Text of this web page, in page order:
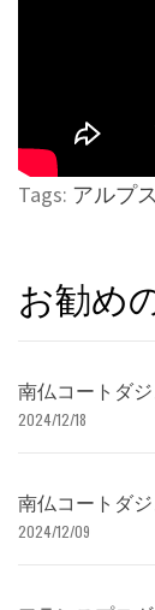
Tags: アルプ
お勧め
南仏コートダ
2024/12/18
南仏コートダ
2024/12/09